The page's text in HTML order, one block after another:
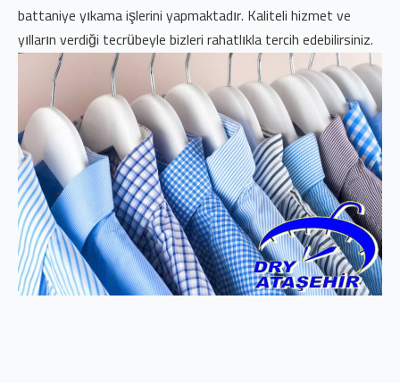
battaniye yıkama işlerini yapmaktadır. Kaliteli hizmet ve
yılların verdiği tecrübeyle bizleri rahatlıkla tercih edebilirsiniz.